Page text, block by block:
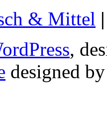
& Mittel |
,
designed